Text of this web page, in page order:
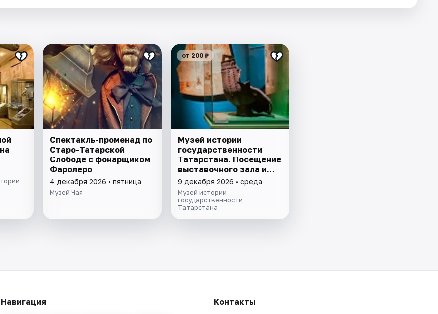
Спектакль-променад по
Старо-Татарской
Слободе с фонарщиком
Фаролеро
4 декабря 2026 • пятница
Музей Чая
от 200 ₽
Музей истории
государственности
Татарстана. Посещение
выставочного зала и
экспозиции
9 декабря 2026 • среда
Музей истории
государственности
Татарстана
Навигация Контакты